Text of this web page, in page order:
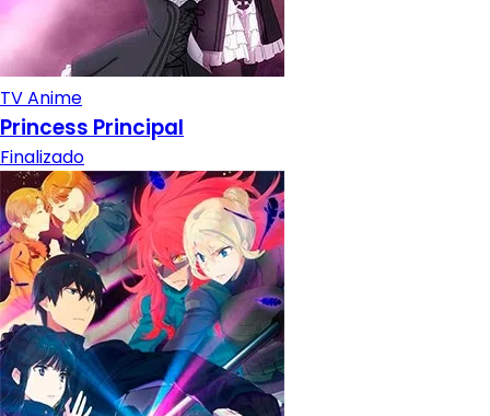
TV Anime
Princess Principal
Finalizado